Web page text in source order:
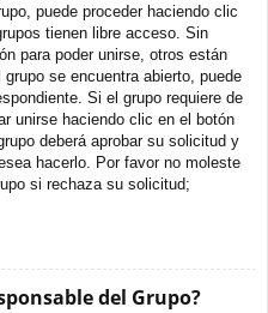
puede proceder haciendo clic
tienen libre acceso. Sin
para poder unirse, otros están
se encuentra abierto, puede
Si el grupo requiere de
unirse haciendo clic en el botón
deberá aprobar su solicitud y
hacerlo. Por favor no moleste
si rechaza su solicitud;
del Grupo?